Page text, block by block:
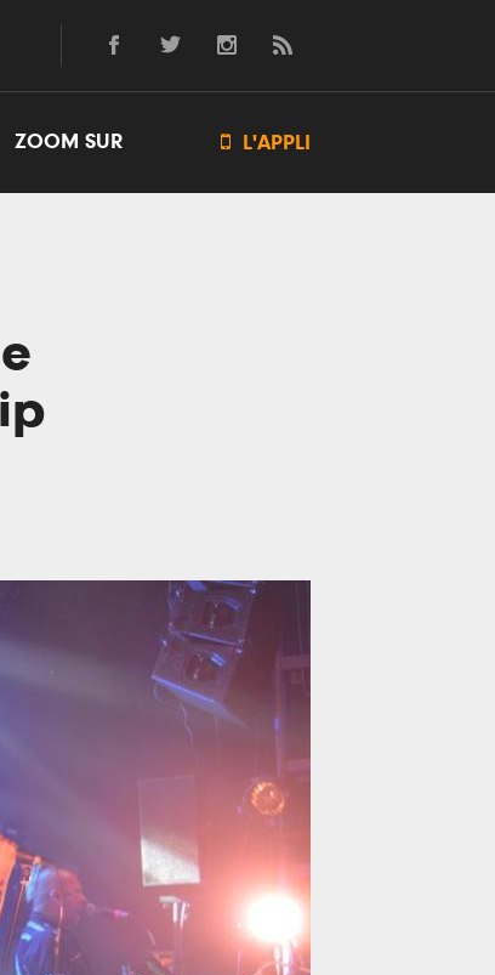
ZOOM SUR  L'APPLI